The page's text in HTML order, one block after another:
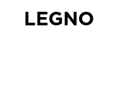
LEGNO